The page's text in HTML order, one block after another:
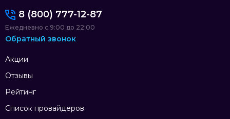
Акции
Отзывы
Рейтинг
Список провайдеров
8 (800) 777-12-87
Ежедневно с 9:00 до 22:00
Обратный звонок